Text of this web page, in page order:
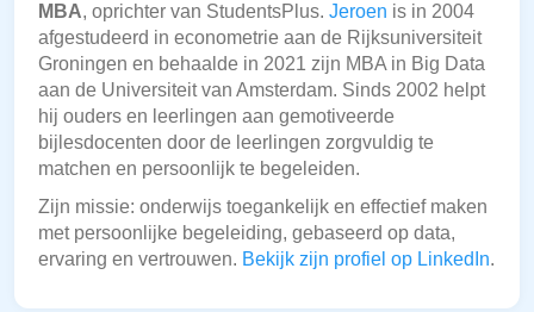
MBA, oprichter van StudentsPlus. Jeroen is in 2004
afgestudeerd in econometrie aan de Rijksuniversiteit
Groningen en behaalde in 2021 zijn MBA in Big Data
aan de Universiteit van Amsterdam. Sinds 2002 helpt
hij ouders en leerlingen aan gemotiveerde
bijlesdocenten door de leerlingen zorgvuldig te
matchen en persoonlijk te begeleiden.
Zijn missie: onderwijs toegankelijk en effectief maken
met persoonlijke begeleiding, gebaseerd op data,
ervaring en vertrouwen. Bekijk zijn profiel op LinkedIn.